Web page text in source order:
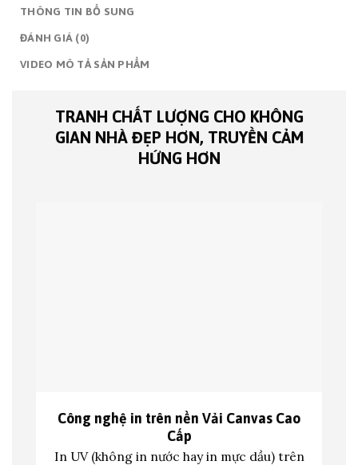
THÔNG TIN BỔ SUNG
ĐÁNH GIÁ (0)
VIDEO MÔ TẢ SẢN PHẨM
TRANH CHẤT LƯỢNG CHO KHÔNG
GIAN NHÀ ĐẸP HƠN, TRUYỀN CẢM
HỨNG HƠN
Công nghệ in trên nền Vải Canvas Cao
Cấp
In UV (không in nước hay in mực dầu) trên